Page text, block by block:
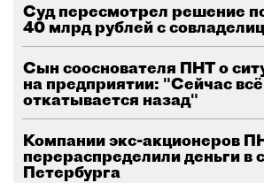
Суд пересмотрел решение
40 млрд рублей с
Сын сооснователя ПНТ о
на предприятии: "Сейчас всё
откатывается назад"
Компании экс-акционеров
перераспределили деньги в
Петербурга